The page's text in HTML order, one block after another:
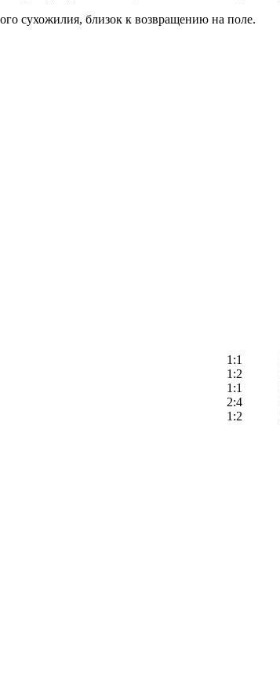
сухожилия, близок к возвращению на поле.
1:1
1:2
1:1
2:4
1:2